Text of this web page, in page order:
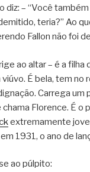
diz: – “Você
teria?” Ao
Fallon não foi
ao altar – é a filha
É bela, tem no
Carrega um
Florence. É o
extremamente
1931, o ano de
ao púlpito: